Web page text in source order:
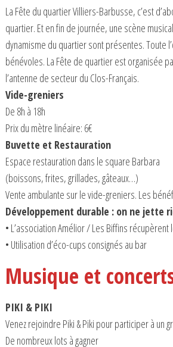
La Fête du quartier Villiers-Barbusse, c’est
quartier. Et en fin de journée, une scène
dynamisme du quartier sont présentes. Toute
bénévoles. La Fête de quartier est organisée
l’antenne de secteur du Clos-Français.
Vide-greniers
De 8h à 18h
Prix du mètre linéaire: 6€
Buvette et Restauration
Espace restauration dans le square Barbara
(boissons, frites, grillades, gâteaux…)
Vente ambulante sur le vide-greniers. Les
Développement durable : on ne jette
• L’association Amélior / Les Biffins
• Utilisation d’éco-cups consignés au bar
Musique et
PIKI & PIKI
Venez rejoindre Piki & Piki pour participer à un
De nombreux lots à gagner